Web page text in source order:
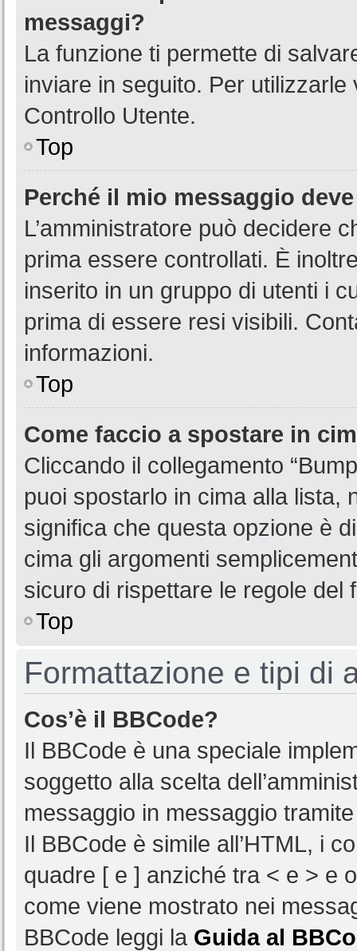
messaggi?
La funzione ti permette di
inviare in seguito. Per utilizzarle
Controllo Utente.
Top
Perché il mio messaggio
L’amministratore può decidere
prima essere controllati. È
inserito in un gruppo di utenti i
prima di essere resi visibili.
informazioni.
Top
Come faccio a spostare in
Cliccando il collegamento
puoi spostarlo in cima alla lista,
significa che questa opzione è
cima gli argomenti
sicuro di rispettare le regole del
Top
Formattazione e tipi di
Cos’è il BBCode?
Il BBCode è una speciale
soggetto alla scelta
messaggio in messaggio
Il BBCode è simile all’HTML, i
quadre [ e ] anziché tra < e > e
come viene mostrato nei
BBCode leggi la Guida al